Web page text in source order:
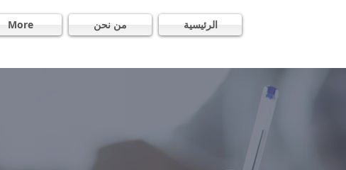
الرئيسية من نحن More